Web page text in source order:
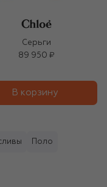
Серьги
89 950 ₽
В корзину
Поло